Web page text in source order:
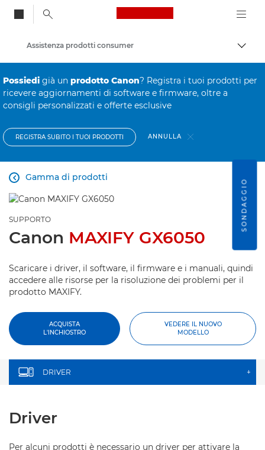
Canon Logo, back
Assistenza prodotti consumer
Possiedi già un prodotto Canon? Registra i tuoi prodotti per
ricevere aggiornamenti di software e firmware, oltre a
consigli personalizzati e offerte esclusive
REGISTRA SUBITO I TUOI PRODOTTI ANNULLA
Gamma di prodotti

SUPPORTO
Canon MAXIFY GX6050
Scaricare i driver, il software, il firmware e i manuali, quindi
accedere alle risorse per la risoluzione dei problemi per il
prodotto MAXIFY.
ACQUISTA
L'INCHIOSTRO
VEDERE IL NUOVO
MODELLO
DRIVER +
Driver
Per alcuni prodotti è necessario un driver per attivare la
SONDAGGIO